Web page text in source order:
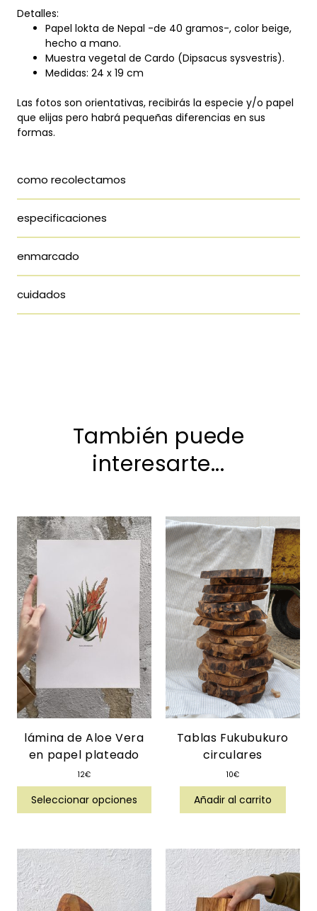
Detalles:
Papel lokta de Nepal -de 40 gramos-, color beige,
hecho a mano.
Muestra vegetal de Cardo (Dipsacus sysvestris).
Medidas: 24 x 19 cm
Las fotos son orientativas, recibirás la especie y/o papel
que elijas pero habrá pequeñas diferencias en sus
formas.
como recolectamos
especificaciones
enmarcado
cuidados
También puede
interesarte...
lámina de Aloe Vera
en papel plateado
12€
Seleccionar opciones
Tablas Fukubukuro
circulares
10€
Añadir al carrito